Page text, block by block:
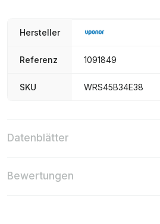
Hersteller
Referenz 1091849
SKU WRS45B34E38
Datenblätter
Bewertungen